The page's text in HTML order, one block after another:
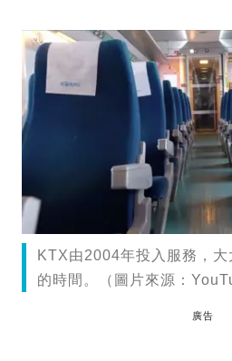
KTX由2004年投入服務，大
的時間。（圖片來源：
廣告